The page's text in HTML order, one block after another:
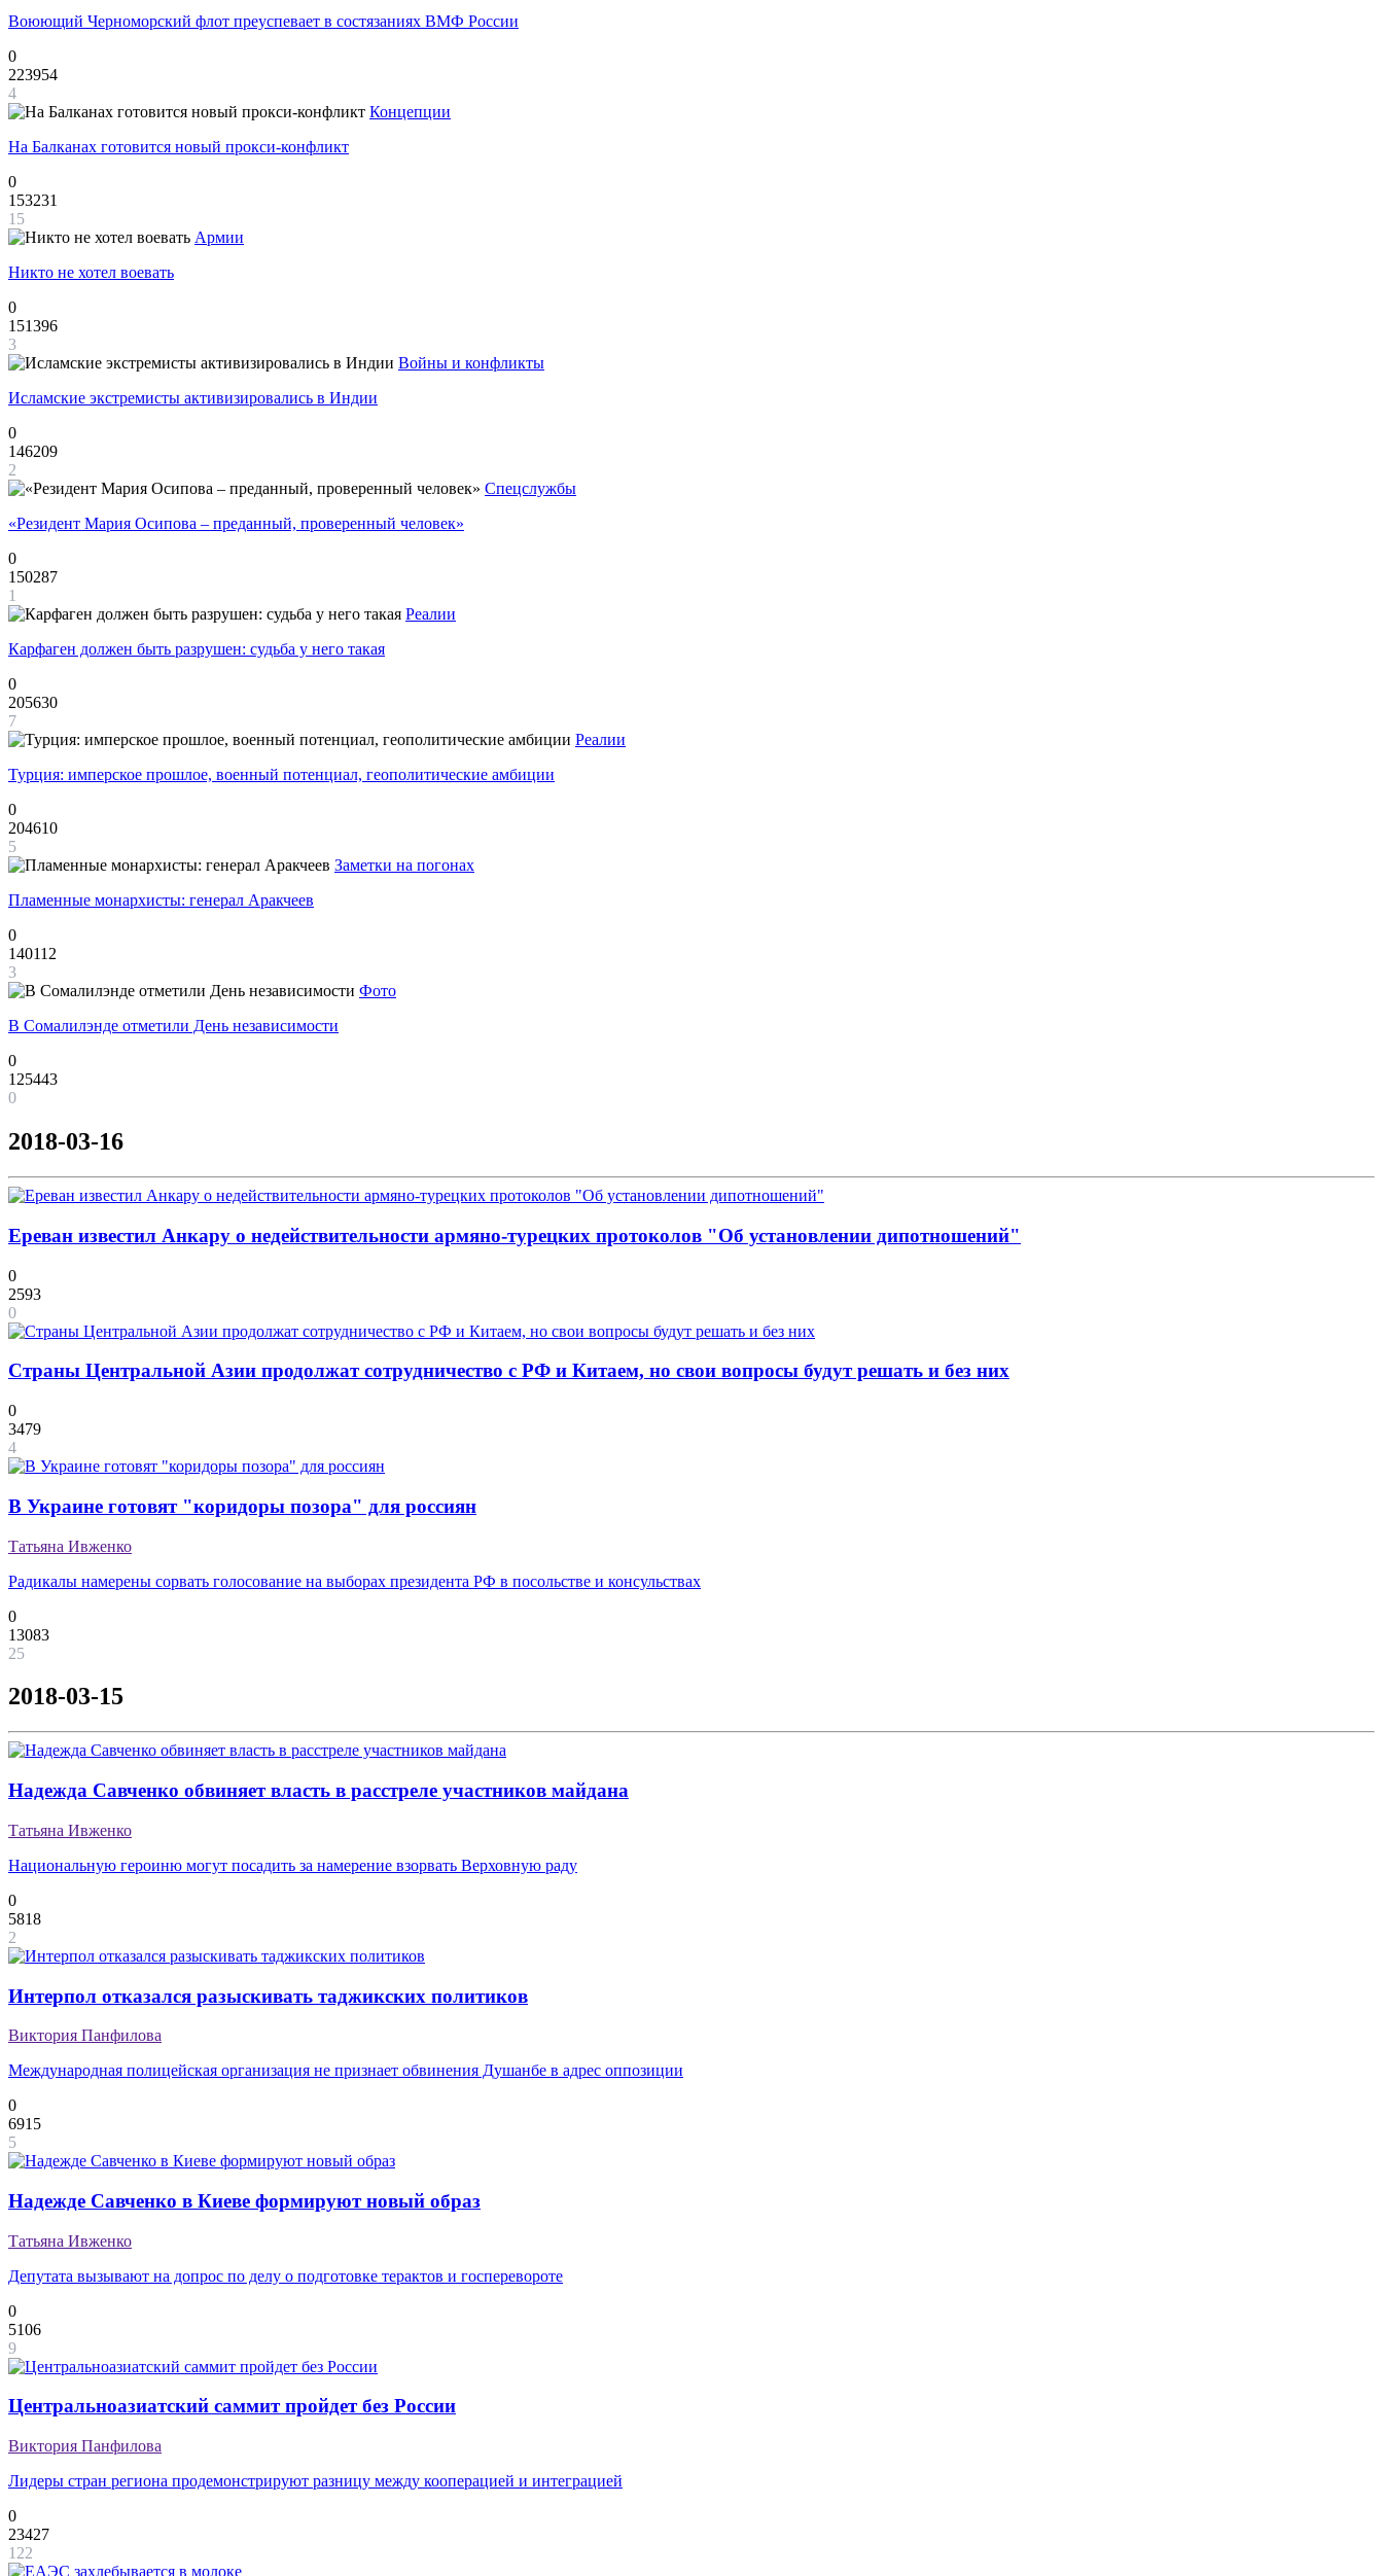
Воюющий Черноморский флот преуспевает в состязаниях ВМФ России
0
223954
4
Концепции
На Балканах готовится новый прокси-конфликт
0
153231
15
Армии
Никто не хотел воевать
0
151396
3
Войны и конфликты
Исламские экстремисты активизировались в Индии
0
146209
2
Спецслужбы
«Резидент Мария Осипова – преданный, проверенный человек»
0
150287
1
Реалии
Карфаген должен быть разрушен: судьба у него такая
0
205630
7
Реалии
Турция: имперское прошлое, военный потенциал, геополитические амбиции
0
204610
5
Заметки на погонах
Пламенные монархисты: генерал Аракчеев
0
140112
3
Фото
В Сомалилэнде отметили День независимости
0
125443
0
2018-03-16
Ереван известил Анкару о недействительности армяно-турецких протоколов "Об установлении дипотношений"
0
2593
0
Страны Центральной Азии продолжат сотрудничество с РФ и Китаем, но свои вопросы будут решать и без них
0
3479
4
В Украине готовят "коридоры позора" для россиян
Татьяна Ивженко
Радикалы намерены сорвать голосование на выборах президента РФ в посольстве и консульствах
0
13083
25
2018-03-15
Надежда Савченко обвиняет власть в расстреле участников майдана
Татьяна Ивженко
Национальную героиню могут посадить за намерение взорвать Верховную раду
0
5818
2
Интерпол отказался разыскивать таджикских политиков
Виктория Панфилова
Международная полицейская организация не признает обвинения Душанбе в адрес оппозиции
0
6915
5
Надежде Савченко в Киеве формируют новый образ
Татьяна Ивженко
Депутата вызывают на допрос по делу о подготовке терактов и госперевороте
0
5106
9
Центральноазиатский саммит пройдет без России
Виктория Панфилова
Лидеры стран региона продемонстрируют разницу между кооперацией и интеграцией
0
23427
122